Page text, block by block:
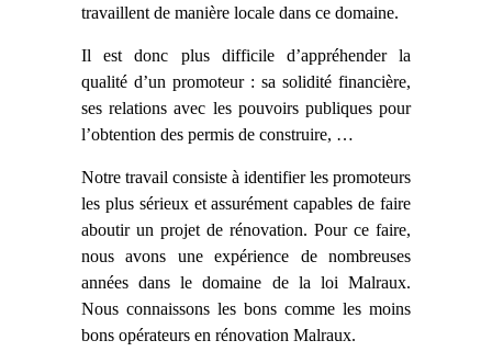
travaillent de manière locale dans ce domaine.
Il est donc plus difficile d’appréhender la
qualité d’un promoteur : sa solidité financière,
ses relations avec les pouvoirs publiques pour
l’obtention des permis de construire, …
Notre travail consiste à identifier les promoteurs
les plus sérieux et assurément capables de faire
aboutir un projet de rénovation. Pour ce faire,
nous avons une expérience de nombreuses
années dans le domaine de la loi Malraux.
Nous connaissons les bons comme les moins
bons opérateurs en rénovation Malraux.